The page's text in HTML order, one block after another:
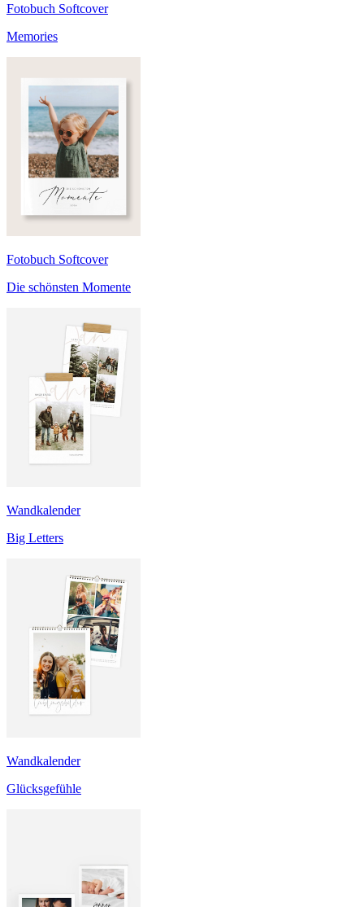
Fotobuch Softcover
Memories
Fotobuch Softcover
Die schönsten Momente
Wandkalender
Big Letters
Wandkalender
Glücksgefühle